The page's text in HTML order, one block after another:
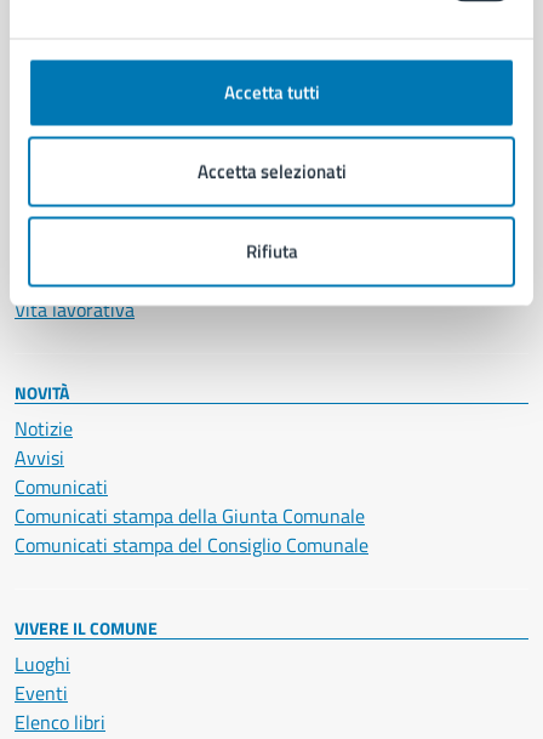
Accetta tutti
Accetta selezionati
Rifiuta
Documenti e certificati
Educazione e formazione
Imprese e commercio
Salute, benessere e assistenza
Servizi Cimiteriali
Vita lavorativa
NOVITÀ
Notizie
Avvisi
Comunicati
Comunicati stampa della Giunta Comunale
Comunicati stampa del Consiglio Comunale
VIVERE IL COMUNE
Luoghi
Eventi
Elenco libri